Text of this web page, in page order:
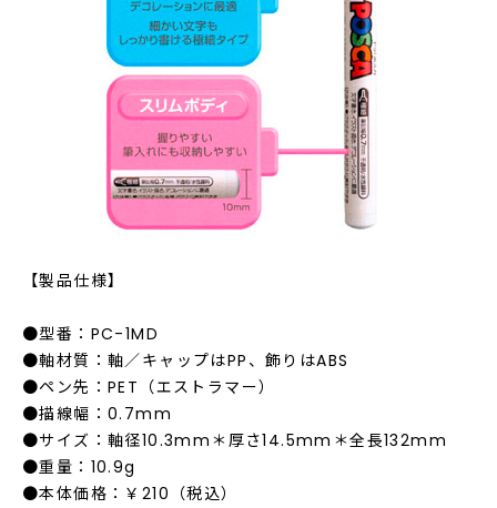
【製品仕様】
●型番：PC-1MD
●軸材質：軸／キャップはPP、飾りはABS
●ペン先：PET（エストラマー）
●描線幅：0.7mm
●サイズ：軸径10.3mm＊厚さ14.5mm＊全長132mm
●重量：10.9g
●本体価格：￥210（税込）